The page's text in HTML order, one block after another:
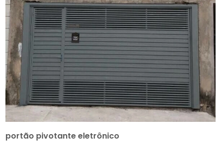
portão pivotante eletrônico